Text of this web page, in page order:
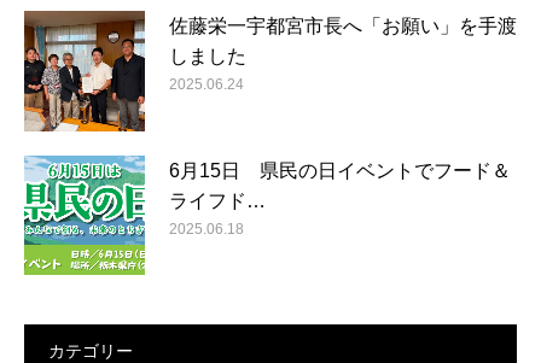
佐藤栄一宇都宮市長へ「お願い」を手渡
しました
2025.06.24
6月15日 県民の日イベントでフード＆
ライフド…
2025.06.18
カテゴリー